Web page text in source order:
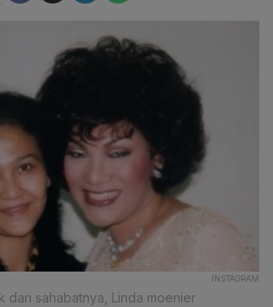
INSTAGRAM
dari sahabatnya, Linda moenier